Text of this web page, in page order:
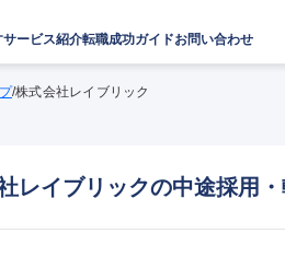
サービス紹介転職成功ガイドお問い合わせ
/株式会社レイブリック
レイブリックの中途採用